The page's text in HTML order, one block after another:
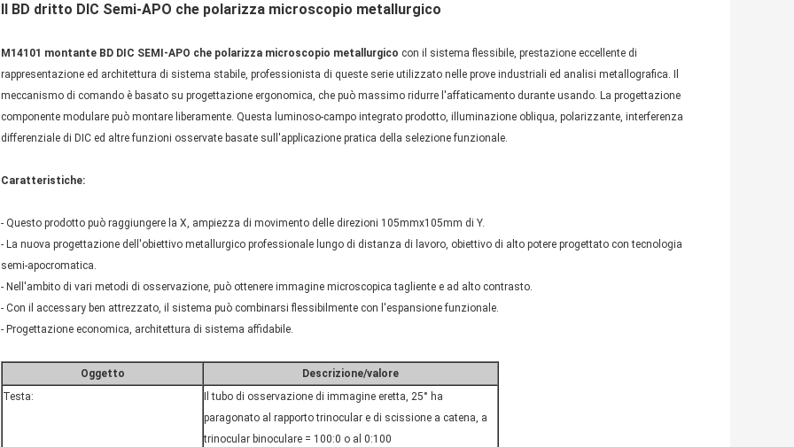
Il BD dritto DIC Semi-APO che polarizza microscopio metallurgico
M14101 montante BD DIC SEMI-APO che polarizza microscopio metallurgico con il sistema flessibile, prestazione eccellente di
rappresentazione ed architettura di sistema stabile, professionista di queste serie utilizzato nelle prove industriali ed analisi metallografica. Il
meccanismo di comando è basato su progettazione ergonomica, che può massimo ridurre l'affaticamento durante usando. La progettazione
componente modulare può montare liberamente. Questa luminoso-campo integrato prodotto, illuminazione obliqua, polarizzante, interferenza
differenziale di DIC ed altre funzioni osservate basate sull'applicazione pratica della selezione funzionale.
Caratteristiche:
- Questo prodotto può raggiungere la X, ampiezza di movimento delle direzioni 105mmx105mm di Y.
- La nuova progettazione dell'obiettivo metallurgico professionale lungo di distanza di lavoro, obiettivo di alto potere progettato con tecnologia
semi-apocromatica.
- Nell'ambito di vari metodi di osservazione, può ottenere immagine microscopica tagliente e ad alto contrasto.
- Con il accessary ben attrezzato, il sistema può combinarsi flessibilmente con l'espansione funzionale.
- Progettazione economica, architettura di sistema affidabile.
Oggetto
Descrizione/valore
Testa:
Il tubo di osservazione di immagine eretta, 25° ha
paragonato al rapporto trinocular e di scissione a catena, a
trinocular binoculare = 100:0 o al 0:100